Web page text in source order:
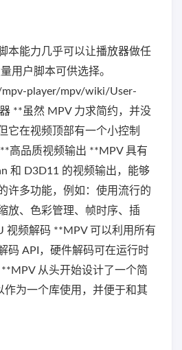
本能力几乎可以让播放器做任
用户脚本可供选择。
mpv-player/mpv/wiki/User-
**虽然 MPV 力求简约，并没
它在视频顶部有一个小控制
高品质视频输出 **MPV 具有
和 D3D11 的视频输出，能够
许多功能，例如：使用流行的
放、色彩管理、帧时序、插
视频解码 **MPV 可以利用所有
码 API，硬件解码可在运行时
从头开始设计了一个简
作为一个库使用，并便于和其